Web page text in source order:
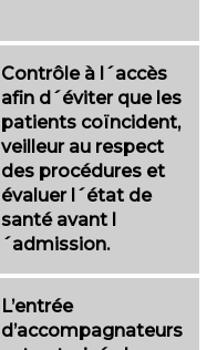
Contrôle à l´accès
afin d´éviter que les
patients coïncident,
veilleur au respect
des procédures et
évaluer l´état de
santé avant l
´admission.
L’entrée
d’accompagnateurs